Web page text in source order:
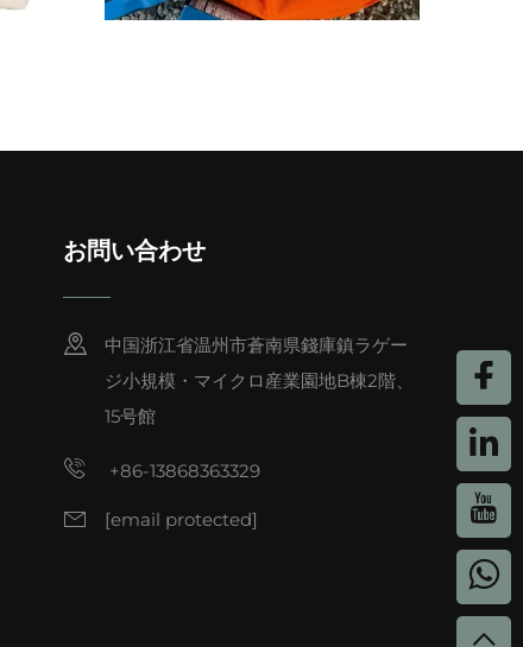
お問い合わせ
中国浙江省温州市蒼南県錢庫鎮ラゲー
ジ小規模・マイクロ産業園地B棟2階、
15号館
+86-13868363329
[email protected]